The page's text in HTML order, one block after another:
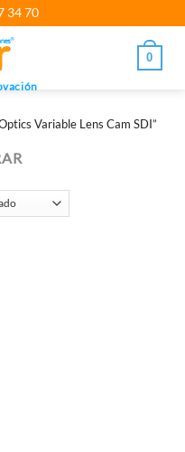
34 70
0
Variable Lens Cam SDI”